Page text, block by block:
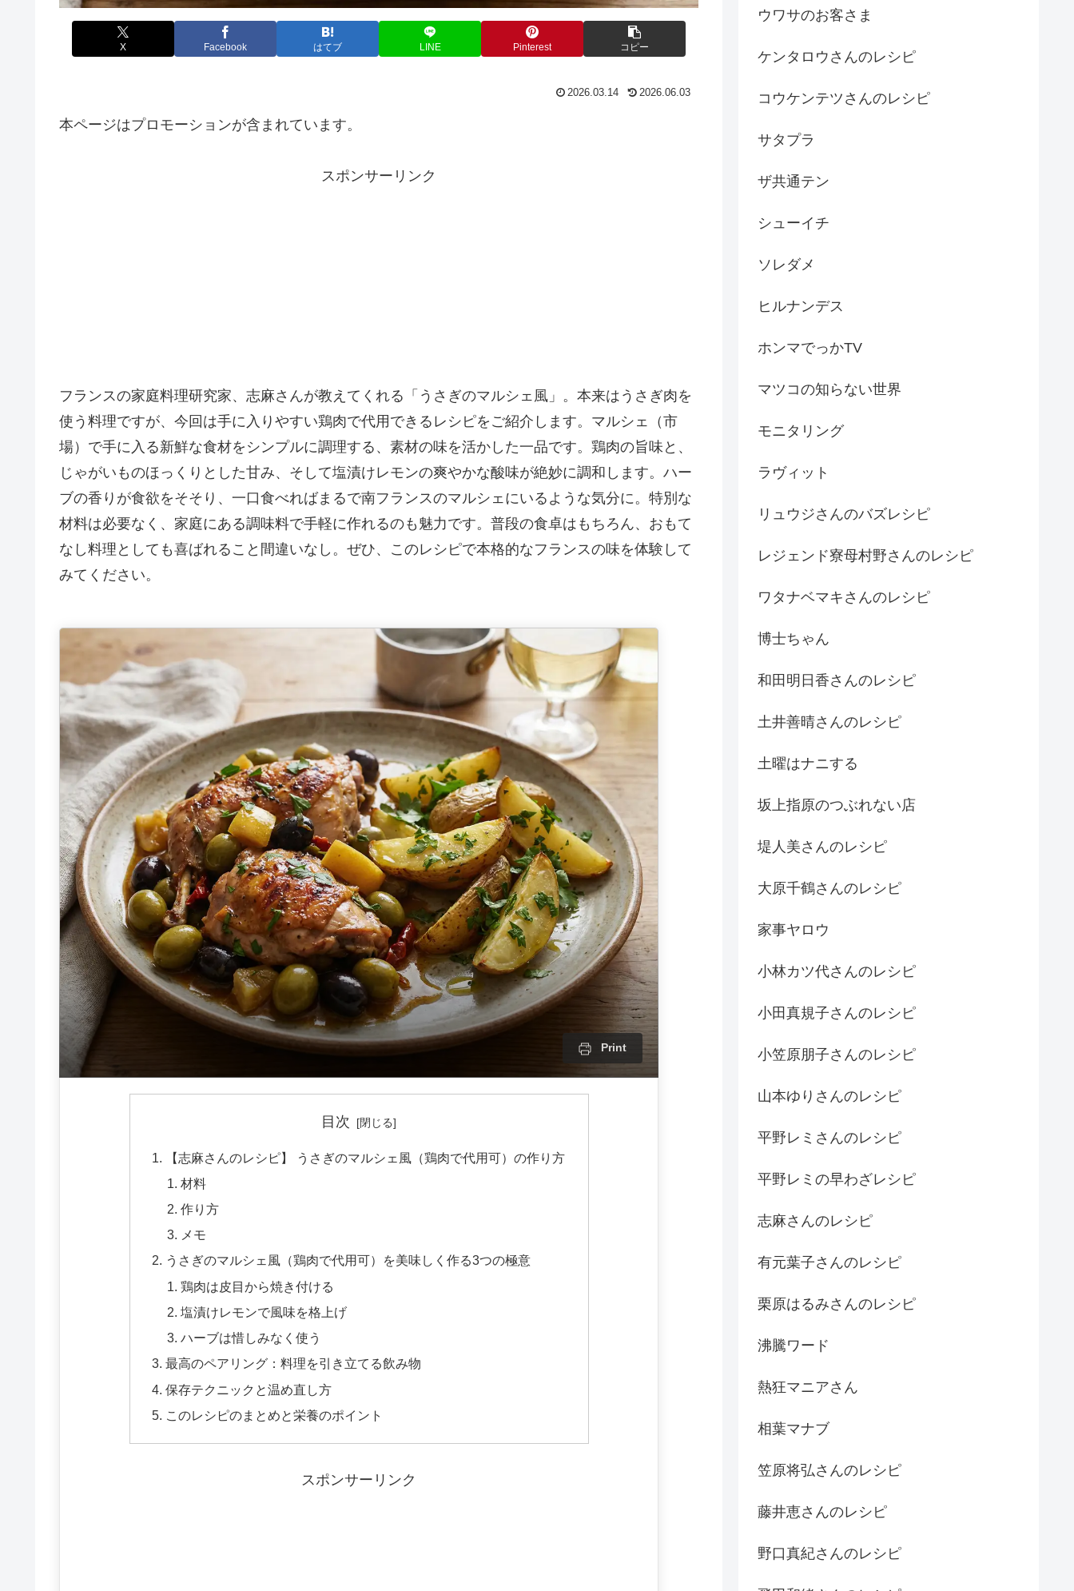
X Facebook はてブ LINE Pinterest コピー
2026.03.14 2026.06.03
本ページはプロモーションが含まれています。
スポンサーリンク
フランスの家庭料理研究家、志麻さんが教えてくれる「うさぎのマルシェ風」。本来はうさぎ肉を
使う料理ですが、今回は手に入りやすい鶏肉で代用できるレシピをご紹介します。マルシェ（市
場）で手に入る新鮮な食材をシンプルに調理する、素材の味を活かした一品です。鶏肉の旨味と、
じゃがいものほっくりとした甘み、そして塩漬けレモンの爽やかな酸味が絶妙に調和します。ハー
ブの香りが食欲をそそり、一口食べればまるで南フランスのマルシェにいるような気分に。特別な
材料は必要なく、家庭にある調味料で手軽に作れるのも魅力です。普段の食卓はもちろん、おもて
なし料理としても喜ばれること間違いなし。ぜひ、このレシピで本格的なフランスの味を体験して
みてください。
Print
目次
【志麻さんのレシピ】 うさぎのマルシェ風（鶏肉で代用可）の作り方
材料
作り方
メモ
うさぎのマルシェ風（鶏肉で代用可）を美味しく作る3つの極意
鶏肉は皮目から焼き付ける
塩漬けレモンで風味を格上げ
ハーブは惜しみなく使う
最高のペアリング：料理を引き立てる飲み物
保存テクニックと温め直し方
このレシピのまとめと栄養のポイント
スポンサーリンク
ウワサのお客さま
ケンタロウさんのレシピ
コウケンテツさんのレシピ
サタプラ
ザ共通テン
シューイチ
ソレダメ
ヒルナンデス
ホンマでっかTV
マツコの知らない世界
モニタリング
ラヴィット
リュウジさんのバズレシピ
レジェンド寮母村野さんのレシピ
ワタナベマキさんのレシピ
博士ちゃん
和田明日香さんのレシピ
土井善晴さんのレシピ
土曜はナニする
坂上指原のつぶれない店
堤人美さんのレシピ
大原千鶴さんのレシピ
家事ヤロウ
小林カツ代さんのレシピ
小田真規子さんのレシピ
小笠原朋子さんのレシピ
山本ゆりさんのレシピ
平野レミさんのレシピ
平野レミの早わざレシピ
志麻さんのレシピ
有元葉子さんのレシピ
栗原はるみさんのレシピ
沸騰ワード
熱狂マニアさん
相葉マナブ
笠原将弘さんのレシピ
藤井恵さんのレシピ
野口真紀さんのレシピ